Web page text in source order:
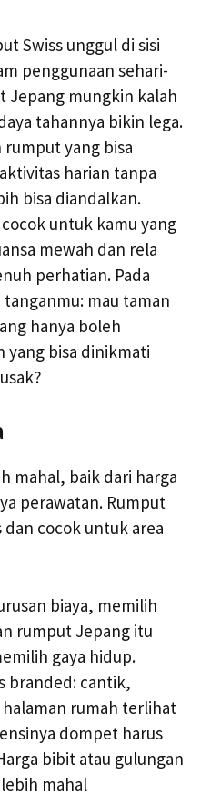
Swiss unggul di sisi
penggunaan sehari-
Jepang mungkin kalah
tahannya bikin lega.
yang bisa
harian tanpa
bisa diandalkan.
untuk kamu yang
mewah dan rela
perhatian. Pada
mau taman
hanya boleh
yang bisa dinikmati
mahal, baik dari harga
perawatan. Rumput
cocok untuk area
biaya, memilih
rumput Jepang itu
gaya hidup.
branded: cantik,
rumah terlihat
dompet harus
bibit atau gulungan
mahal